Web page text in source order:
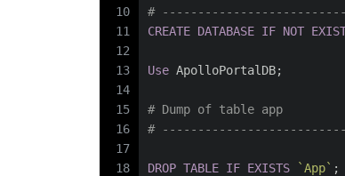
10
11
12
13
14
15
16
17
18
#
CREATE DATABASE IF NOT
Use ApolloPortalDB;
# Dump of table app
#
DROP TABLE IF EXISTS `App` ;